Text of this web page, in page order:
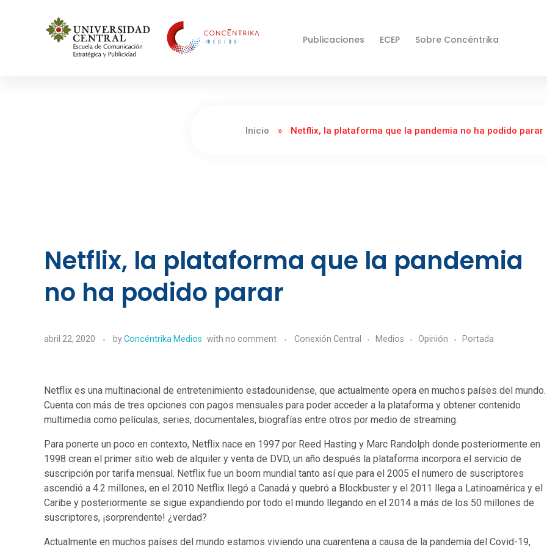
Publicaciones ECEP Sobre Concéntrika
Inicio » Netflix, la plataforma que la pandemia no ha podido parar
Netflix, la plataforma que la pandemia
no ha podido parar
abril 22, 2020 byConcéntrika Medios with no comment Conexión Central Medios Opinión Portada
Netflix es una multinacional de entretenimiento estadounidense, que actualmente opera en muchos países del mundo.
Cuenta con más de tres opciones con pagos mensuales para poder acceder a la plataforma y obtener contenido
multimedia como películas, series, documentales, biografías entre otros por medio de streaming.
Para ponerte un poco en contexto, Netflix nace en 1997 por Reed Hasting y Marc Randolph donde posteriormente en
1998 crean el primer sitio web de alquiler y venta de DVD, un año después la plataforma incorpora el servicio de
suscripción por tarifa mensual. Netflix fue un boom mundial tanto así que para el 2005 el numero de suscriptores
ascendió a 4.2 millones, en el 2010 Netflix llegó a Canadá y quebró a Blockbuster y el 2011 llega a Latinoamérica y el
Caribe y posteriormente se sigue expandiendo por todo el mundo llegando en el 2014 a más de los 50 millones de
suscriptores, ¡sorprendente! ¿verdad?
Actualmente en muchos países del mundo estamos viviendo una cuarentena a causa de la pandemia del Covid-19,